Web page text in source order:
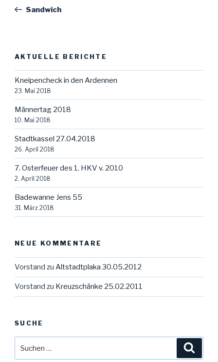
Beitrag
Sandwich
AKTUELLE BERICHTE
Kneipencheck in den Ardennen
23. Mai 2018
Männertag 2018
10. Mai 2018
Stadtkassel 27.04.2018
26. April 2018
7. Osterfeuer des 1. HKV v. 2010
2. April 2018
Badewanne Jens 55
31. März 2018
NEUE KOMMENTARE
Vorstand zu Altstadtplaka 30.05.2012
Vorstand zu Kreuzschänke 25.02.2011
SUCHE
nach: